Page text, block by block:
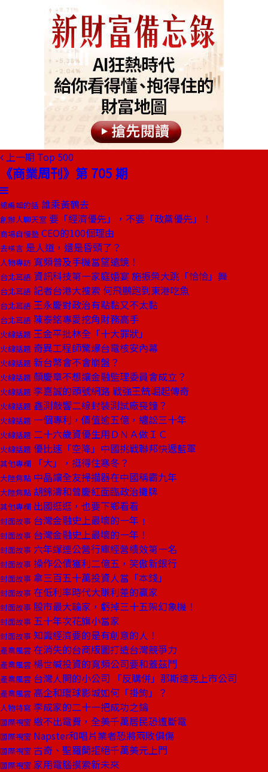
上一期 Top 500
《商業周刊》第 705 期
總編輯的話 誰乘黃鶴去
創辦人聊天室 要「經濟優先」，不要「政黨優先」！
商場自慢塾 CEO的100個理由
去梯言 是人道，還是昏頭了？
人物專訪 寬頻普及手機當望遠鏡！
台北耳語 資訊科技第一家庭婚宴 施振榮大跳「恰恰」舞
台北耳語 記者台港大搜索 何飛鵬跑到東港吃魚
台北耳語 王永慶對政治有點黏又不太黏
台北耳語 陳泰銘專愛挖角財務高手
火線話題 王金平批林全「十大罪狀」
火線話題 奇異工程師驚爆台電核安內幕
火線話題 新台幣會不會崩盤？
火線話題 顏慶章不想讓金融監理委員會成立？
火線話題 李嘉誠的頭號網路 戰強王兟崛起傳奇
火線話題 鑫測敲響二線封裝測試廠喪鐘？
火線話題 一個專利，價值逾五億，纏訟三十年
火線話題 二十六歲資優生用ＤＮＡ做ＩＣ
火線話題 優比速「空降」中國挑戰聯邦快遞藍軍
其他專欄 「大」，挺得住寒冬？
大陸焦點 中晶讓全友掃描器在中國稱霸九年
大陸焦點 胡錦濤和曾慶紅面臨政治攤牌
其他專欄 出國逛逛，也要下鄉看看
封面故事 台灣金融史上最壞的一年﹗
封面故事 台灣金融史上最壞的一年！
封面故事 六年蟬連公營行庫經營績效第一名
封面故事 操作公債獲利二億五，笑傲新銀行
封面故事 拿三百五十萬投資人當「本錢」
封面故事 在低利率時代大賺利差的贏家
封面故事 股市最大輸家，虧掉三十五架幻象機！
封面故事 五十年次花旗小當家
封面故事 知識經濟要的是有創意的人！
產業風雲 在消失的台商版圖打造台灣競爭力
產業風雲 楊世緘投資的寬頻公司要和蓋茲鬥
產業風雲 台灣人開的小公司 「反購併」那斯達克上市公司
產業風雲 高企和環球影城如何「掛鉤」？
人物特寫 李成家的二十一把成功之鑰
國際視窗 繳不出電費，全美千萬居民恐遭斷電
國際視窗 Napster和唱片業者恐將兩敗俱傷
國際視窗 古奇、聖羅蘭拒絕千萬美元上門
國際視窗 家用電腦摸索新未來